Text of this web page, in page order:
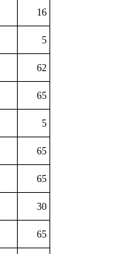
16
5
62
65
5
65
65
30
65